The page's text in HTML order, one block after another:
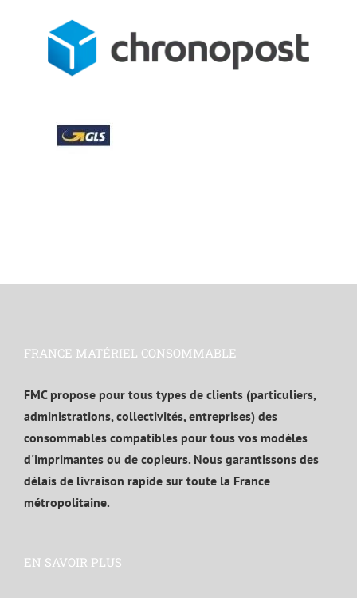
FRANCE MATÉRIEL CONSOMMABLE
FMC propose pour tous types de clients (particuliers,
administrations, collectivités, entreprises) des
consommables compatibles pour tous vos modèles
d'imprimantes ou de copieurs. Nous garantissons des
délais de livraison rapide sur toute la France
métropolitaine.
EN SAVOIR PLUS